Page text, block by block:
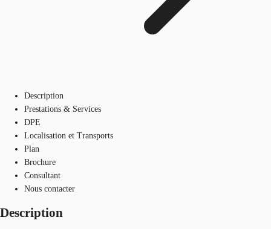
Description
Prestations & Services
DPE
Localisation et Transports
Plan
Brochure
Consultant
Nous contacter
Description